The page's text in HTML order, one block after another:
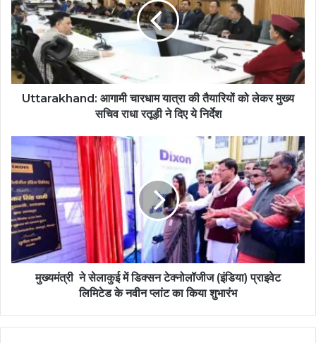
Uttarakhand: आगामी चारधाम यात्रा की तैयारियों को लेकर मुख्य
सचिव राधा रतूड़ी ने दिए ये निर्देश
मुख्यमंत्री ने सेलाकुई में डिक्सन टेक्नोलॉजीज (इंडिया) प्राइवेट
लिमिटेड के नवीन प्लांट का किया शुभारंभ